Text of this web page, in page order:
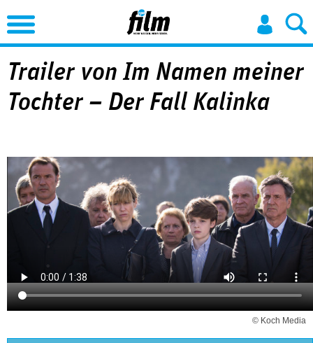
Jump to Navigation
Trailer von Im Namen meiner
Tochter – Der Fall Kalinka
© Koch Media